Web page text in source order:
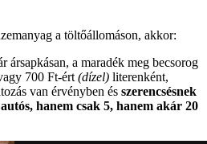
a töltőállomáson, akkor:
ársapkásan, a maradék meg becsorog
700 Ft-ért (dízel) literenként,
van érvényben és szerencsésnek
hanem csak 5, hanem akár 20